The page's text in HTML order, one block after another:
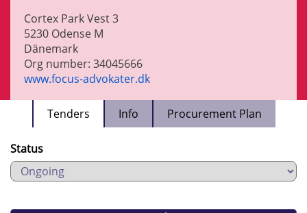
Cortex Park Vest 3
5230 Odense M
Dänemark
Org number: 34045666
www.focus-advokater.dk
Tenders Info Procurement Plan
Status